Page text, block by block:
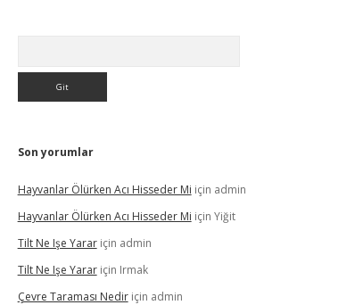
Son yorumlar
Hayvanlar Ölürken Acı Hisseder Mi için admin
Hayvanlar Ölürken Acı Hisseder Mi için Yiğit
Tilt Ne Işe Yarariçin admin
Tilt Ne Işe Yarariçin Irmak
Çevre Taraması Nediriçin admin